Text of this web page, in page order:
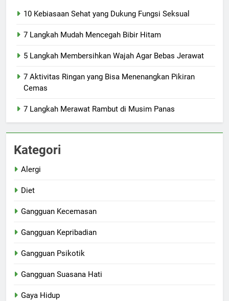
10 Kebiasaan Sehat yang Dukung Fungsi Seksual
7 Langkah Mudah Mencegah Bibir Hitam
5 Langkah Membersihkan Wajah Agar Bebas Jerawat
7 Aktivitas Ringan yang Bisa Menenangkan Pikiran
Cemas
7 Langkah Merawat Rambut di Musim Panas
Kategori
Alergi
Diet
Gangguan Kecemasan
Gangguan Kepribadian
Gangguan Psikotik
Gangguan Suasana Hati
Gaya Hidup